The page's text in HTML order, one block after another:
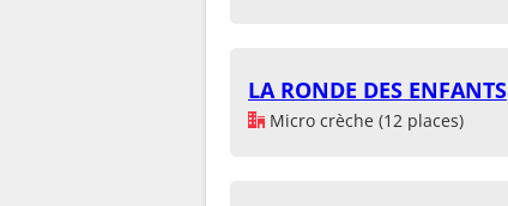
LA RONDE DES ENFANTS
Micro crèche (12 places)